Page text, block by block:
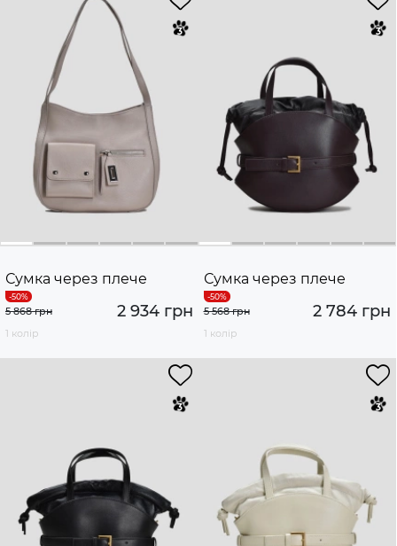
Сумка через плече
2 934 грн
5 868 грн
1 колір
Сумка через плече
2 784 грн
5 568 грн
1 колір